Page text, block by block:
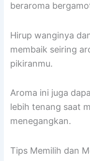
beraroma
Hirup wanginya
membaik seiring
pikiranmu.
Aroma ini juga
lebih tenang saat
menegangkan.
Tips Memilih dan